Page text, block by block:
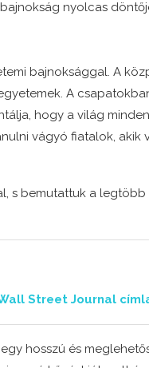
nyolcas
bajnoksággal. A
A
hogy a világ
vágyó fiatalok, akik
s bemutattuk a
Street Journal
hosszú és